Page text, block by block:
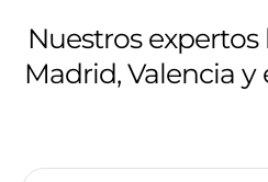
Nuestros
Madrid, Valencia y